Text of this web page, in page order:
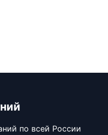
по всей России